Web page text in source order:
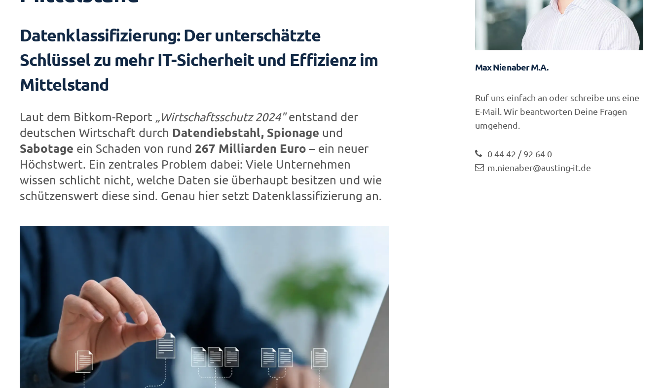
Datenklassifizierung: Der unterschätzte
Schlüssel zu mehr IT-Sicherheit und Effizienz im
Mittelstand
Laut dem Bitkom-Report „Wirtschaftsschutz 2024"entstand der
deutschen Wirtschaft durch Datendiebstahl, Spionage und
Sabotage ein Schaden von rund 267 Milliarden Euro – ein neuer
Höchstwert. Ein zentrales Problem dabei: Viele Unternehmen
wissen schlicht nicht, welche Daten sie überhaupt besitzen und wie
schützenswert diese sind. Genau hier setzt Datenklassifizierung an.
Max Nienaber M.A.
Ruf uns einfach an oder schreibe uns eine
E-Mail. Wir beantworten Deine Fragen
umgehend.
0 44 42 / 92 64 0
m.nienaber@austing-it.de